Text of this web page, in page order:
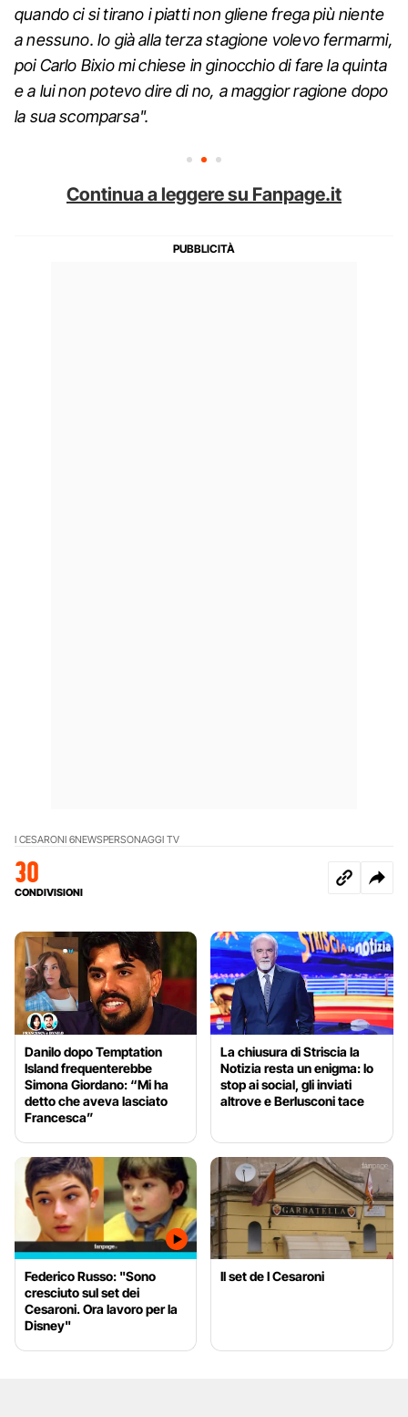
quando ci si tirano i piatti non gliene frega più niente
a nessuno. Io già alla terza stagione volevo fermarmi,
poi Carlo Bixio mi chiese in ginocchio di fare la quinta
e a lui non potevo dire di no, a maggior ragione dopo
la sua scomparsa".
Continua a leggere su Fanpage.it
I CESARONI 6NEWSPERSONAGGI TV
30
CONDIVISIONI
Danilo dopo Temptation
Island frequenterebbe
Simona Giordano: “Mi ha
detto che aveva lasciato
Francesca”
La chiusura di Striscia la
Notizia resta un enigma: lo
stop ai social, gli inviati
altrove e Berlusconi tace
Federico Russo: "Sono
cresciuto sul set dei
Cesaroni. Ora lavoro per la
Disney"
Il set de I Cesaroni